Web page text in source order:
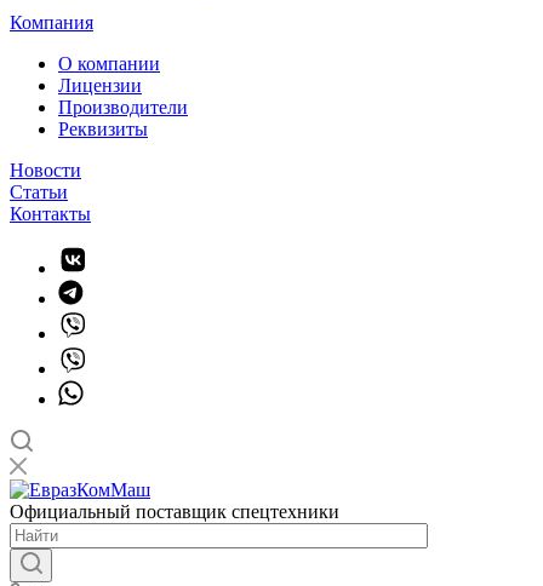
Компания
О компании
Лицензии
Производители
Реквизиты
Новости
Статьи
Контакты
Официальный поставщик спецтехники